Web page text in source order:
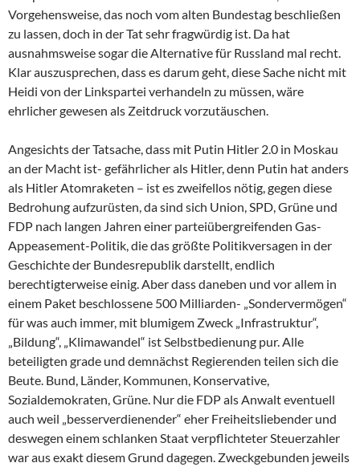
Vorgehensweise, das noch vom alten Bundestag beschließen
zu lassen, doch in der Tat sehr fragwürdig ist. Da hat
ausnahmsweise sogar die Alternative für Russland mal recht.
Klar auszusprechen, dass es darum geht, diese Sache nicht mit
Heidi von der Linkspartei verhandeln zu müssen, wäre
ehrlicher gewesen als Zeitdruck vorzutäuschen.
Angesichts der Tatsache, dass mit Putin Hitler 2.0 in Moskau
an der Macht ist- gefährlicher als Hitler, denn Putin hat anders
als Hitler Atomraketen – ist es zweifellos nötig, gegen diese
Bedrohung aufzurüsten, da sind sich Union, SPD, Grüne und
FDP nach langen Jahren einer parteiübergreifenden Gas-
Appeasement-Politik, die das größte Politikversagen in der
Geschichte der Bundesrepublik darstellt, endlich
berechtigterweise einig. Aber dass daneben und vor allem in
einem Paket beschlossene 500 Milliarden- „Sondervermögen“
für was auch immer, mit blumigem Zweck „Infrastruktur“,
„Bildung“, „Klimawandel“ ist Selbstbedienung pur. Alle
beteiligten grade und demnächst Regierenden teilen sich die
Beute. Bund, Länder, Kommunen, Konservative,
Sozialdemokraten, Grüne. Nur die FDP als Anwalt eventuell
auch weil „besserverdienender“ eher Freiheitsliebender und
deswegen einem schlanken Staat verpflichteter Steuerzahler
war aus exakt diesem Grund dagegen. Zweckgebunden jeweils